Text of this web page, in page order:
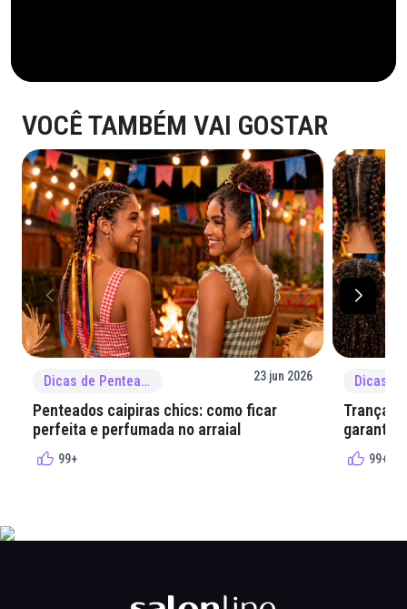
VOCÊ TAMBÉM VAI GOSTAR
Dicas de Penteado 23 jun 2026
Penteados caipiras chics: como ficar
perfeita e perfumada no arraial
99+
Tranças
garantir
99+